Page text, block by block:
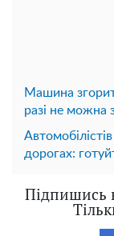
Машина
разі не можна
дорогах:
Підпишись